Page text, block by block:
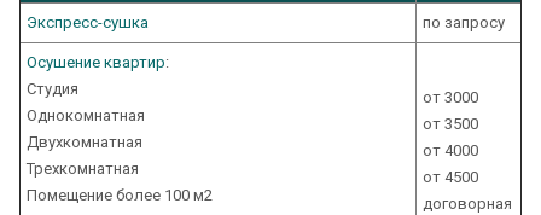
Экспресс-cушка по запросу
Осушение квартир:
Студия
Однокомнатная
Двухкомнатная
Трехкомнатная
Помещение более 100 м2
от 3000
от 3500
от 4000
от 4500
договорная